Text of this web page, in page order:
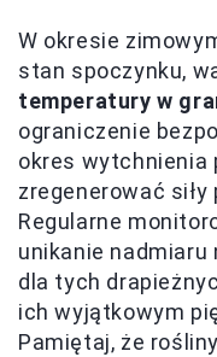
W okresie
stan spoczynku,
temperatury w
ograniczenie
okres wytchnienia
zregenerować
Regularne
unikanie nadmiaru
dla tych
ich wyjątkowym
Pamiętaj, że